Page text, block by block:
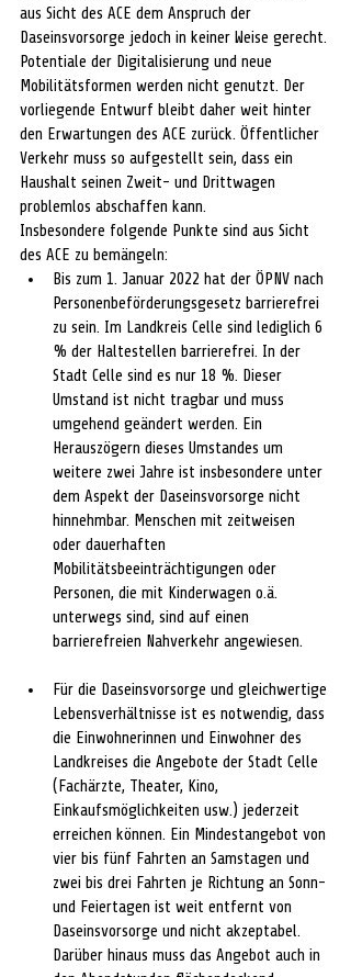
aus Sicht des ACE dem Anspruch der
Daseinsvorsorge jedoch in keiner Weise gerecht.
Potentiale der Digitalisierung und neue
Mobilitätsformen werden nicht genutzt. Der
vorliegende Entwurf bleibt daher weit hinter
den Erwartungen des ACE zurück. Öffentlicher
Verkehr muss so aufgestellt sein, dass ein
Haushalt seinen Zweit- und Drittwagen
problemlos abschaffen kann.
Insbesondere folgende Punkte sind aus Sicht
des ACE zu bemängeln:
Bis zum 1. Januar 2022 hat der ÖPNV nach
Personenbeförderungsgesetz barrierefrei
zu sein. Im Landkreis Celle sind lediglich 6
% der Haltestellen barrierefrei. In der
Stadt Celle sind es nur 18 %. Dieser
Umstand ist nicht tragbar und muss
umgehend geändert werden. Ein
Herauszögern dieses Umstandes um
weitere zwei Jahre ist insbesondere unter
dem Aspekt der Daseinsvorsorge nicht
hinnehmbar. Menschen mit zeitweisen
oder dauerhaften
Mobilitätsbeeinträchtigungen oder
Personen, die mit Kinderwagen o.ä.
unterwegs sind, sind auf einen
barrierefreien Nahverkehr angewiesen.
Für die Daseinsvorsorge und gleichwertige
Lebensverhältnisse ist es notwendig, dass
die Einwohnerinnen und Einwohner des
Landkreises die Angebote der Stadt Celle
(Fachärzte, Theater, Kino,
Einkaufsmöglichkeiten usw.) jederzeit
erreichen können. Ein Mindestangebot von
vier bis fünf Fahrten an Samstagen und
zwei bis drei Fahrten je Richtung an Sonn-
und Feiertagen ist weit entfernt von
Daseinsvorsorge und nicht akzeptabel.
Darüber hinaus muss das Angebot auch in